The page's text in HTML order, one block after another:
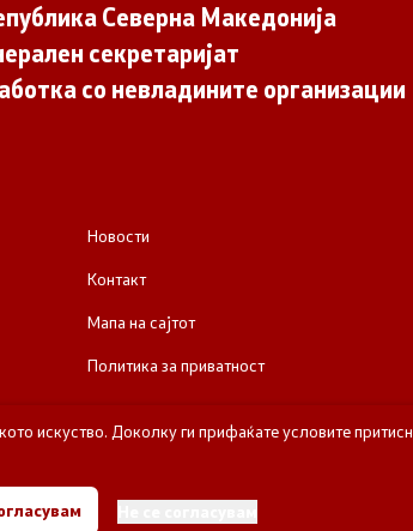
Северна Македонија
секретаријат
со невладините организации
Новости
Контакт
Мапа на сајтот
Политика за приватност
организации - Влада на Република Северна
искуство. Доколку ги прифаќате условите